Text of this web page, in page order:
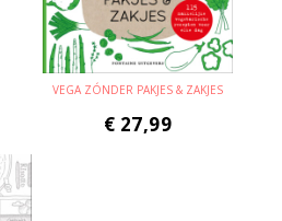
VEGA ZÓNDER PAKJES & ZAKJES
€ 27,99